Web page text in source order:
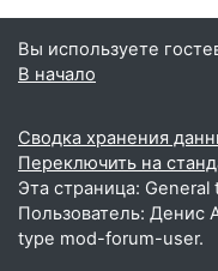
Вы используете
В начало
Сводка хранения
Переключить на
Эта страница:
Пользователь: Денис
type mod-forum-user.